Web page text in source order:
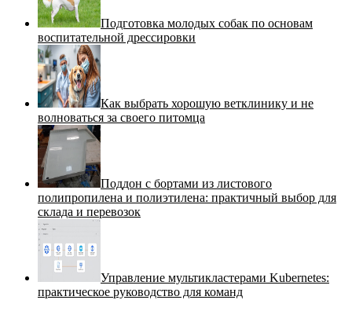
Подготовка молодых собак по основам
воспитательной дрессировки
Как выбрать хорошую ветклинику и не
волноваться за своего питомца
Поддон с бортами из листового
полипропилена и полиэтилена: практичный выбор для
склада и перевозок
Управление мультикластерами Kubernetes:
практическое руководство для команд